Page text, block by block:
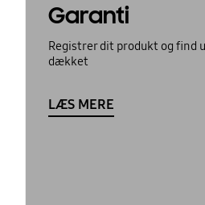
Garanti
Registrer dit produkt og find
dækket
LÆS MERE